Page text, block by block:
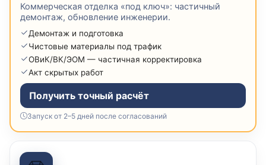
Коммерческая отделка «под ключ»: частичный
демонтаж, обновление инженерии.
Демонтаж и подготовка
Чистовые материалы под трафик
ОВиК/ВК/ЭОМ — частичная корректировка
Акт скрытых работ
Получить точный расчёт
Запуск от 2–5 дней после согласований